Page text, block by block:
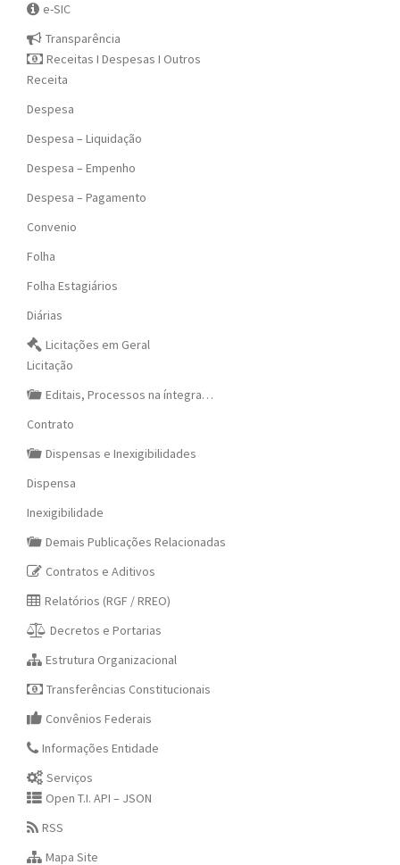
e-SIC
Transparência
Receitas I Despesas I Outros
Receita
Despesa
Despesa – Liquidação
Despesa – Empenho
Despesa – Pagamento
Convenio
Folha
Folha Estagiários
Diárias
Licitações em Geral
Licitação
Editais, Processos na íntegra…
Contrato
Dispensas e Inexigibilidades
Dispensa
Inexigibilidade
Demais Publicações Relacionadas
Contratos e Aditivos
Relatórios (RGF / RREO)
Decretos e Portarias
Estrutura Organizacional
Transferências Constitucionais
Convênios Federais
Informações Entidade
Serviços
Open T.I. API – JSON
RSS
Mapa Site